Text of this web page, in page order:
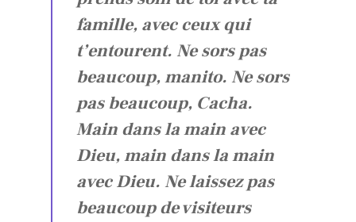
famille, avec ceux qui
t’entourent. Ne sors pas
beaucoup, manito. Ne sors
pas beaucoup, Cacha.
Main dans la main avec
Dieu, main dans la main
avec Dieu. Ne laissez pas
beaucoup de visiteurs